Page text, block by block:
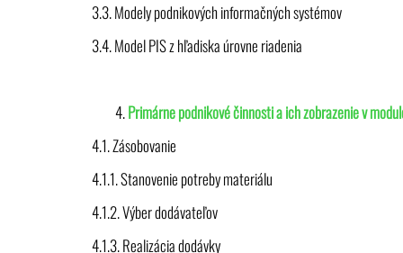
3.3. Modely podnikových informačných systémov
3.4. Model PIS z hľadiska úrovne riadenia
Primárne podnikové činnosti a ich zobrazenie v
4.1. Zásobovanie
4.1.1. Stanovenie potreby materiálu
4.1.2. Výber dodávateľov
4.1.3. Realizácia dodávky